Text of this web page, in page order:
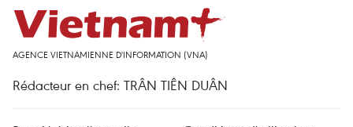
AGENCE VIETNAMIENNE D'INFORMATION (VNA)
Rédacteur en chef: TRÂN TIÊN DUÂN